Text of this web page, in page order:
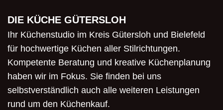
DIE KÜCHE GÜTERSLOH
Ihr Küchenstudio im Kreis Gütersloh und Bielefeld
für hochwertige Küchen aller Stilrichtungen.
Kompetente Beratung und kreative Küchenplanung
haben wir im Fokus. Sie finden bei uns
selbstverständlich auch alle weiteren Leistungen
rund um den Küchenkauf.